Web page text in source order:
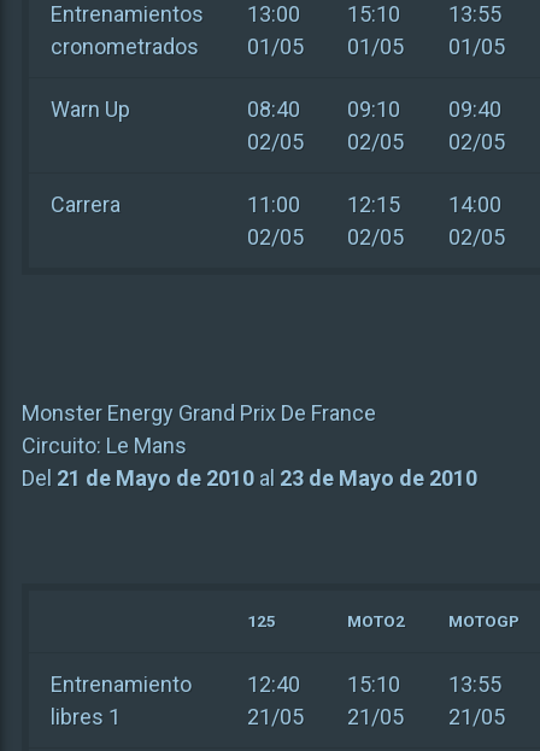
Entrenamientos
cronometrados
13:00
01/05
15:10
01/05
13:55
01/05
Warn Up
08:40
02/05
09:10
02/05
09:40
02/05
Carrera
11:00
02/05
12:15
02/05
14:00
02/05
Monster Energy Grand Prix De France
Circuito: Le Mans
Del 21 de Mayo de 2010al 23 de Mayo de 2010
125 MOTO2 MOTOGP
Entrenamiento
libres 1
12:40
21/05
15:10
21/05
13:55
21/05